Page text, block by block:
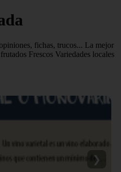
fichas, trucos... La mejor
Frescos Variedades locales
❯